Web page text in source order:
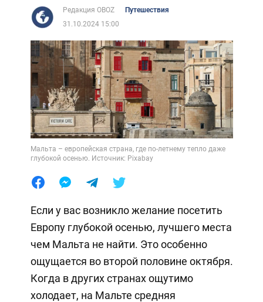
Редакция OBOZ
Путешествия
31.10.2024 15:00
Мальта – европейская страна, где по-летнему тепло даже
глубокой осенью. Источник: Pixabay
Если у вас возникло желание посетить
Европу глубокой осенью, лучшего места
чем Мальта не найти. Это особенно
ощущается во второй половине октября.
Когда в других странах ощутимо
холодает, на Мальте средняя